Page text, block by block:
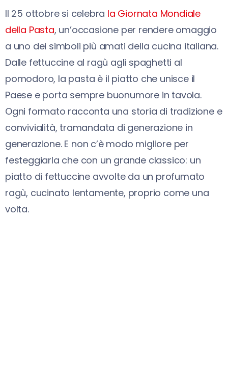
Il 25 ottobre si celebra la Giornata Mondiale
della Pasta, un’occasione per rendere omaggio
a uno dei simboli più amati della cucina italiana.
Dalle fettuccine al ragù agli spaghetti al
pomodoro, la pasta è il piatto che unisce il
Paese e porta sempre buonumore in tavola.
Ogni formato racconta una storia di tradizione e
convivialità, tramandata di generazione in
generazione. E non c’è modo migliore per
festeggiarla che con un grande classico: un
piatto di fettuccine avvolte da un profumato
ragù, cucinato lentamente, proprio come una
volta.